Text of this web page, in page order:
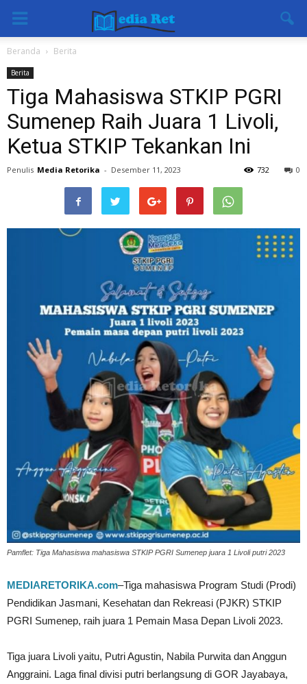
Beranda Berita
Berita
Tiga Mahasiswa STKIP PGRI
Sumenep Raih Juara 1 Livoli,
Ketua STKIP Tekankan Ini
Penulis Media Retorika - Desember 11, 2023 0
732
Pamflet: Tiga Mahasiswa mahasiswa STKIP PGRI Sumenep juara 1 Livoli putri 2023
MEDIARETORIKA.com–Tiga mahasiswa Program Studi (Prodi)
Pendidikan Jasmani, Kesehatan dan Rekreasi (PJKR) STKIP
PGRI Sumenep, raih juara 1 Pemain Masa Depan Livoli 2023.
Tiga juara Livoli yaitu, Putri Agustin, Nabila Purwita dan Anggun
Anggraini. Laga final divisi putri berlangsung di GOR Jayabaya,